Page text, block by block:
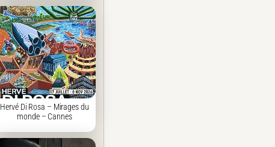
Hervé Di Rosa – Mirages du
monde – Cannes